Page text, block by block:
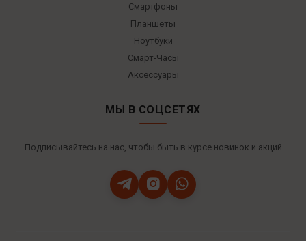
Смартфоны
Планшеты
Ноутбуки
Смарт-Часы
Аксессуары
МЫ В СОЦСЕТЯХ
Подписывайтесь на нас, чтобы быть в курсе новинок и акций